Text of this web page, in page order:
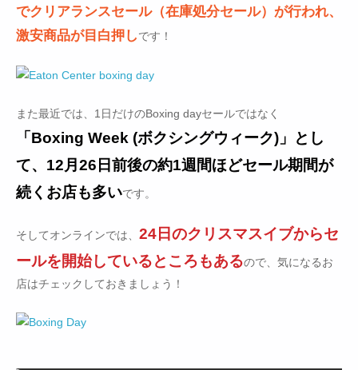
でクリアランスセール（在庫処分セール）が行われ、
激安商品が目白押しです！
また最近では、1日だけのBoxing dayセールではなく
「Boxing Week (ボクシングウィーク)」とし
て、12月26日前後の約1週間ほどセール期間が
続くお店も多いです。
そしてオンラインでは、 24日のクリスマスイブからセ
ールを開始しているところもあるので、気になるお
店はチェックしておきましょう！